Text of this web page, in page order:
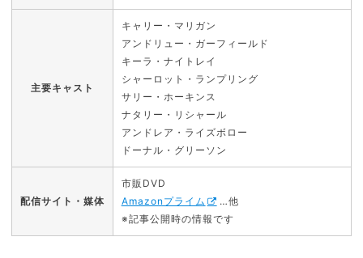
主要キャスト
キャリー・マリガン
アンドリュー・ガーフィールド
キーラ・ナイトレイ
シャーロット・ランプリング
サリー・ホーキンス
ナタリー・リシャール
アンドレア・ライズボロー
ドーナル・グリーソン
配信サイト・媒体
市販DVD
Amazonプライム
…他
※記事公開時の情報です